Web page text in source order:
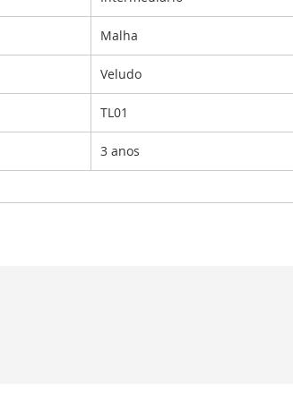
Malha
Veludo
TL01
3 anos